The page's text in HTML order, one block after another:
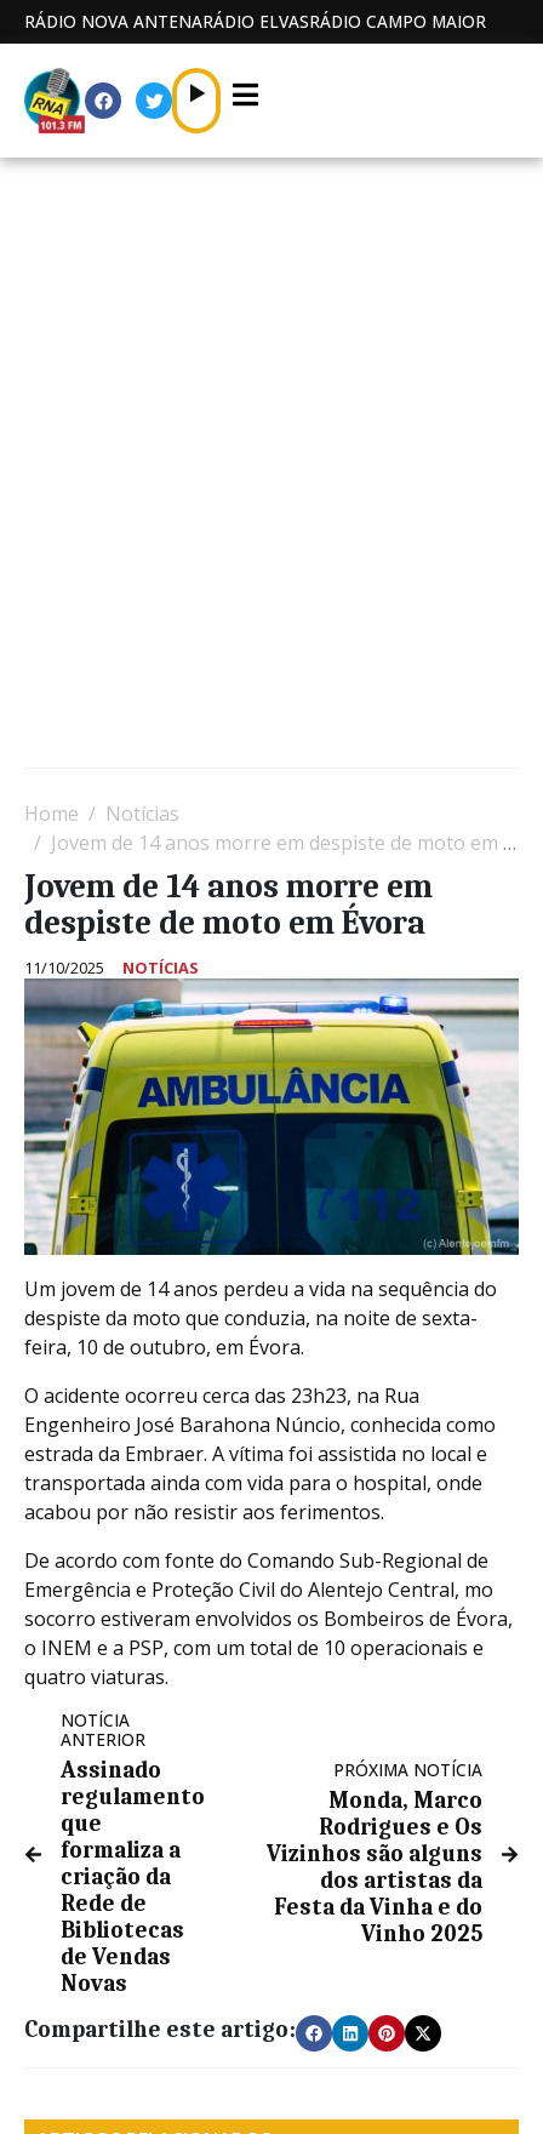
RÁDIO NOVA ANTENARÁDIO ELVASRÁDIO CAMPO MAIOR
Home
Notícias
Jovem de 14 anos morre em despiste de moto em Évora
Jovem de 14 anos morre em
despiste de moto em Évora
11/10/2025 NOTÍCIAS
Um jovem de 14 anos perdeu a vida na sequência do
despiste da moto que conduzia, na noite de sexta-
feira, 10 de outubro, em Évora.
O acidente ocorreu cerca das 23h23, na Rua
Engenheiro José Barahona Núncio, conhecida como
estrada da Embraer. A vítima foi assistida no local e
transportada ainda com vida para o hospital, onde
acabou por não resistir aos ferimentos.
De acordo com fonte do Comando Sub-Regional de
Emergência e Proteção Civil do Alentejo Central, mo
socorro estiveram envolvidos os Bombeiros de Évora,
o INEM e a PSP, com um total de 10 operacionais e
quatro viaturas.
NOTÍCIA
ANTERIOR
Assinado
regulamento
que
formaliza a
criação da
Rede de
Bibliotecas
de Vendas
Novas
PRÓXIMA NOTÍCIA
Monda, Marco
Rodrigues e Os
Vizinhos são alguns
dos artistas da
Festa da Vinha e do
Vinho 2025
Compartilhe este artigo: